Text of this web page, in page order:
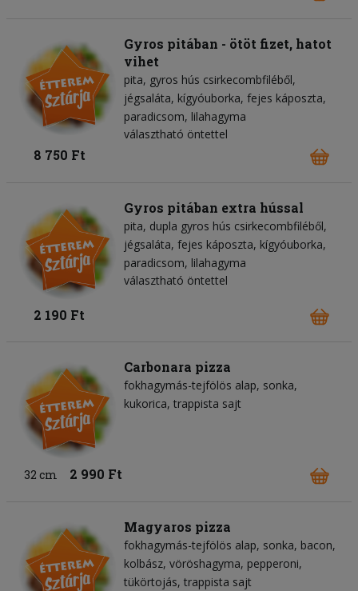
Gyros pitában - ötöt fizet, hatot
vihet
pita gyros hús csirkecombfiléből
jégsaláta kígyóuborka fejes káposzta
paradicsom lilahagyma
választható öntettel
8 750 Ft
Gyros pitában extra hússal
pita dupla gyros hús csirkecombfiléből
jégsaláta fejes káposzta kígyóuborka
paradicsom lilahagyma
választható öntettel
2 190 Ft
Carbonara pizza
fokhagymás-tejfölös alap sonka
kukorica trappista sajt
32 cm 2 990 Ft
Magyaros pizza
fokhagymás-tejfölös alap sonka bacon
kolbász vöröshagyma pepperoni
tükörtojás trappista sajt